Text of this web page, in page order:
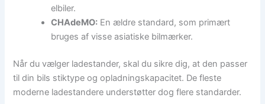
elbiler.
CHAdeMO: En ældre standard, som primært
bruges af visse asiatiske bilmærker.
Når du vælger ladestander, skal du sikre dig, at den passer
til din bils stiktype og opladningskapacitet. De fleste
moderne ladestandere understøtter dog flere standarder.